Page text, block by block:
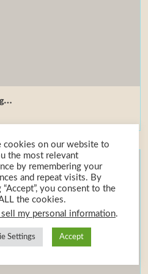
cookies on our website to
the most relevant
by remembering your
and repeat visits. By
you consent to the
the cookies.
my personal information.
Settings Accept